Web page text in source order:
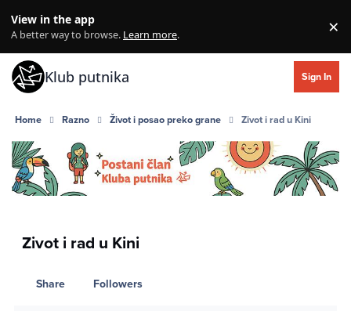
View in the app
A better way to browse. Learn more. ×
Klub putnika Sign In
Home Razno Život i posao preko grane Zivot i rad u Kini
Zivot i rad u Kini
Share Followers